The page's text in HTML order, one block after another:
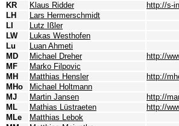
KR
Klaus Ridder
http://s-
LH
Lars Hermerschmidt
LI
Lutz Ißler
LW
Lukas Westhofen
Lu
Luan Ahmeti
MD
Michael Dreher
http://
MF
Marko Filpovic
MH
Matthias Hensler
http://
MHo
Michael Holtmann
MJ
Martin Jansen
http://
ML
Mathias Lüstraeten
http://
MLe
Matthias Lebok